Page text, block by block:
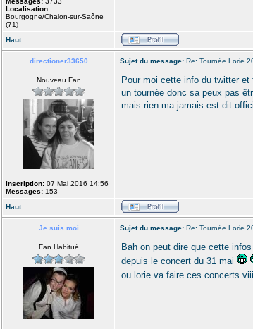
Localisation:
Bourgogne/Chalon-sur-Saône
(71)
Haut
directioner33650 Sujet du message: Re: Tournée Lorie
Nouveau Fan
Inscription: 07 Mai 2016 14:56
Messages: 153
Pour moi cette info du twitter
un tournée donc sa peux pas
mais rien ma jamais est dit
Haut
Je suis moi Sujet du message: Re: Tournée Lorie
Fan Habitué
Bah on peut dire que cette
depuis le concert du 31 mai
ou lorie va faire ces concerts